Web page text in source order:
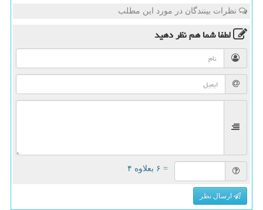
نظرات بینندگان در مورد این مطلب
لطفا شما همنظر دهید
= ۶ بعلاوه ۴
ارسال نظر